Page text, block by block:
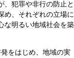
犯罪や非行の防止と
め、それぞれの立場に
な明るい地域社会を築
をはじめ、地域の実